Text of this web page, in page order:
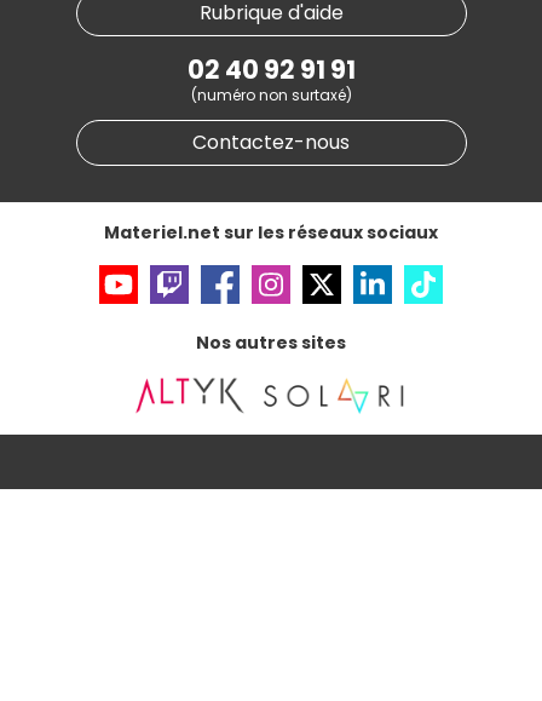
Notre programme d'affiliation
Partenariat & Sponsoring
Conditions générales de vente
Informations légales
Données personnellesetcookies
Gérer vos cookies
Accessibilité : non conforme
Rubrique d'aide
02 40 92 91 91
(numéro non surtaxé)
Contactez-nous
Materiel.net sur les réseaux sociaux
Nos autres sites